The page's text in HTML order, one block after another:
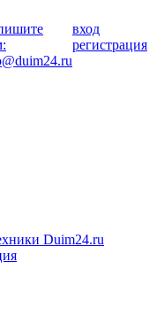
вход
регистрация